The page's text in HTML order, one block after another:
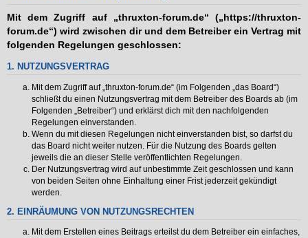
Mit dem Zugriff auf „thruxton-forum.de“ („https://thruxton-
forum.de“) wird zwischen dir und dem Betreiber ein Vertrag mit
folgenden Regelungen geschlossen:
1. NUTZUNGSVERTRAG
Mit dem Zugriff auf „thruxton-forum.de“ (im Folgenden „das Board“)
schließt du einen Nutzungsvertrag mit dem Betreiber des Boards ab (im
Folgenden „Betreiber“) und erklärst dich mit den nachfolgenden
Regelungen einverstanden.
Wenn du mit diesen Regelungen nicht einverstanden bist, so darfst du
das Board nicht weiter nutzen. Für die Nutzung des Boards gelten
jeweils die an dieser Stelle veröffentlichten Regelungen.
Der Nutzungsvertrag wird auf unbestimmte Zeit geschlossen und kann
von beiden Seiten ohne Einhaltung einer Frist jederzeit gekündigt
werden.
2. EINRÄUMUNG VON NUTZUNGSRECHTEN
Mit dem Erstellen eines Beitrags erteilst du dem Betreiber ein einfaches,